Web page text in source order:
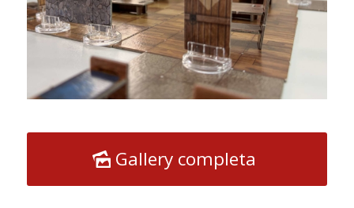
Gallery completa